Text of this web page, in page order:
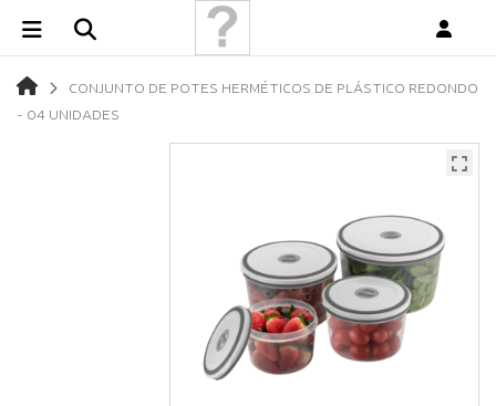
CONJUNTO DE POTES HERMÉTICOS DE PLÁSTICO REDONDO
- 04 UNIDADES